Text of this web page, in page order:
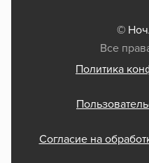
©
Все
Политика
Согласие на